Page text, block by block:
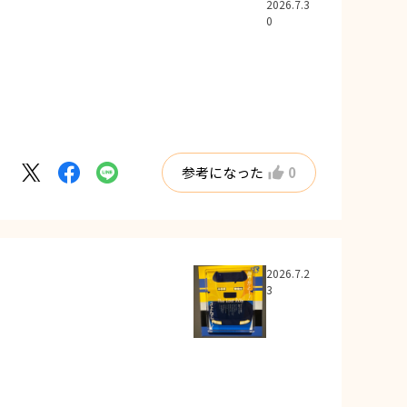
2026.7.3
0
参考になった 0
2026.7.2
3